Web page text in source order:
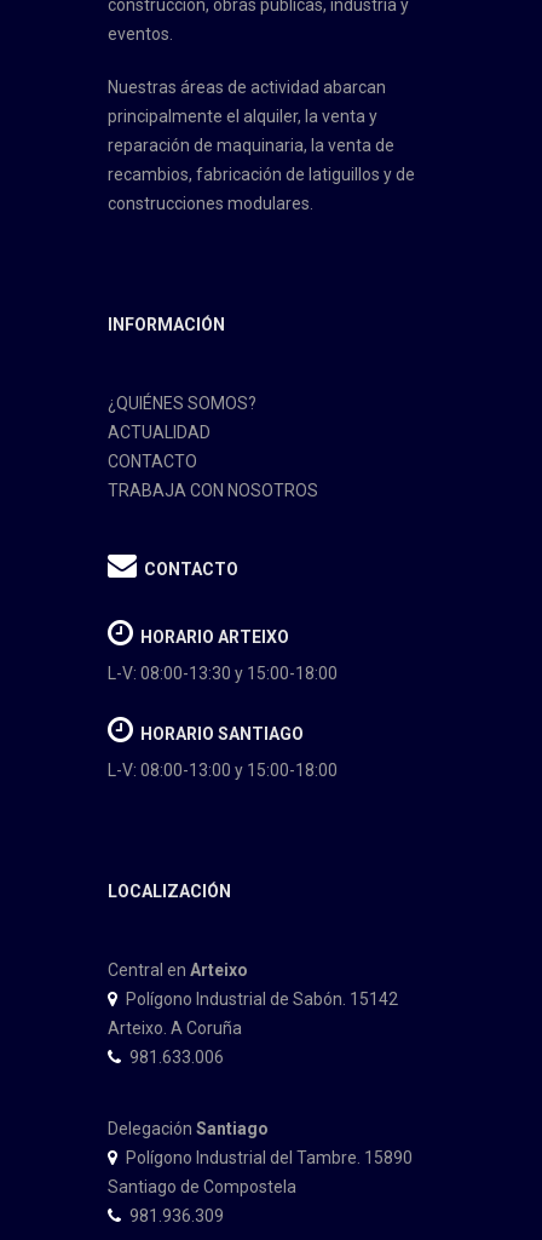
construcción, obras públicas, industria y
eventos.
Nuestras áreas de actividad abarcan
principalmente el alquiler, la venta y
reparación de maquinaria, la venta de
recambios, fabricación de latiguillos y de
construcciones modulares.
INFORMACIÓN
¿QUIÉNES SOMOS?
ACTUALIDAD
CONTACTO
TRABAJA CON NOSOTROS
CONTACTO
HORARIO ARTEIXO
L-V: 08:00-13:30 y 15:00-18:00
HORARIO SANTIAGO
L-V: 08:00-13:00 y 15:00-18:00
LOCALIZACIÓN
Central en Arteixo
Polígono Industrial de Sabón. 15142
Arteixo. A Coruña
981.633.006
Delegación Santiago
Polígono Industrial del Tambre. 15890
Santiago de Compostela
981.936.309